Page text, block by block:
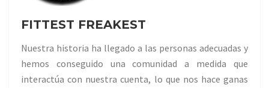
FITTEST FREAKEST
Nuestra historia ha llegado a las personas adecuadas y
hemos conseguido una comunidad a medida que
interactúa con nuestra cuenta, lo que nos hace ganas